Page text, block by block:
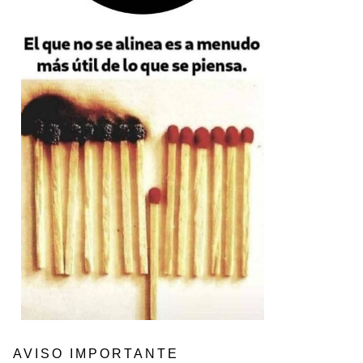
AVISO IMPORTANTE